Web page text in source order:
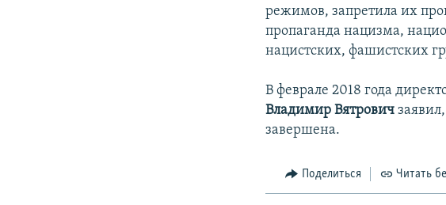
режимов, запретила их
пропаганда нацизма,
нацистских, фашистских
В феврале 2018 года
Владимир Вятрович
завершена.
Поделиться Читать